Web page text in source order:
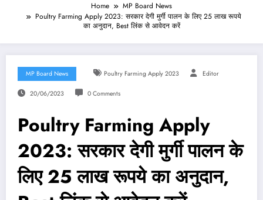
Home
MP Board News
Poultry Farming Apply 2023: सरकार देगी मुर्गी पालन के लिए 25 लाख रूपये
का अनुदान, Best लिंक से आवेदन करें
MP Board News Poultry Farming Apply 2023 Editor
20/06/2023 0 Comments
Poultry Farming Apply
2023: सरकार देगी मुर्गी पालन के
लिए 25 लाख रूपये का अनुदान,